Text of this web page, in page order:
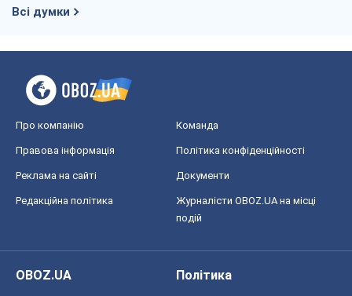
Всі думки
Про компанію Команда
Правова інформація Політика конфіденційності
Реклама на сайті Документи
Редакційна політика
Журналісти OBOZ.UA на місці
подій
OBOZ.UA
Політика